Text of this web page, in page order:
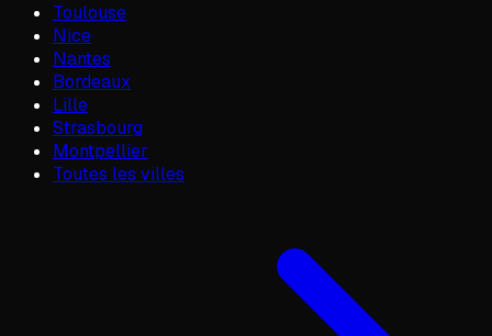
Toulouse
Nice
Nantes
Bordeaux
Lille
Strasbourg
Montpellier
Toutes les villes